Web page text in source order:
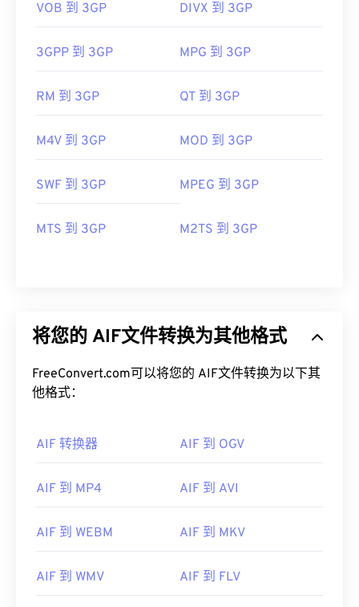
00 00 00
00 00 00
VOB 到 3GP DIVX 到 3GP
3GPP 到 3GP MPG 到 3GP
RM 到 3GP QT 到 3GP
M4V 到 3GP MOD 到 3GP
SWF 到 3GP MPEG 到 3GP
MTS 到 3GP M2TS 到 3GP
将您的 AIF文件转换为其他格式
FreeConvert.com可以将您的 AIF文件转换为以下其
他格式：
AIF 转换器 AIF 到 OGV
AIF 到 MP4 AIF 到 AVI
AIF 到 WEBM AIF 到 MKV
AIF 到 WMV AIF 到 FLV